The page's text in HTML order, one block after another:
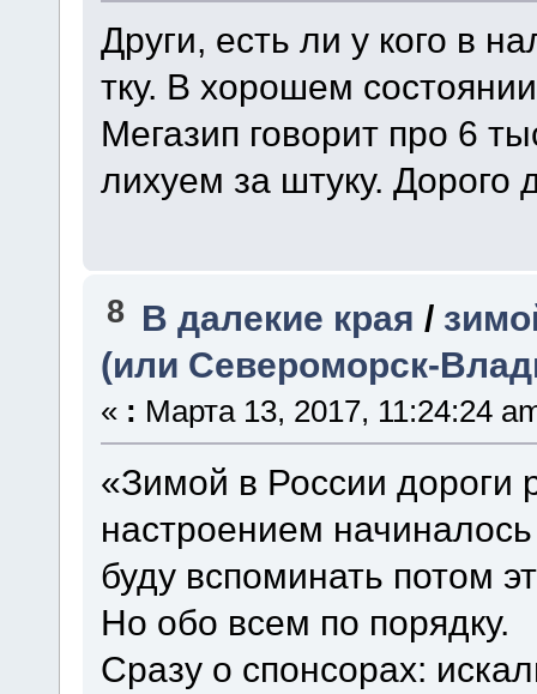
Други, есть ли у кого в
тку. В хорошем
Мегазип говорит про 6
лихуем за штуку. Дорого
8 В далекие края /
(или Североморск-
« : Марта 13, 2017, 11:24:24
«Зимой в России дороги
настроением
буду вспоминать потом
Но обо всем по порядку.
Сразу о спонсорах: